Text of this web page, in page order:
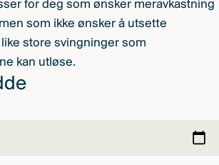
for deg som ønsker meravkastning
som ikke ønsker å utsette
store svingninger som
kan utløse.